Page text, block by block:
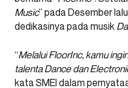
Music” pada Desember
dedikasinya pada musik
“Melalui FloorInc, kamu
talenta Dance dan
kata SMEI dalam